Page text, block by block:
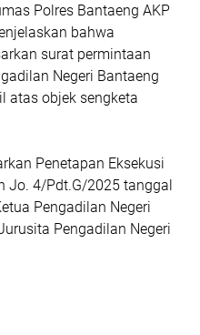
Polres Bantaeng AKP
bahwa
surat permintaan
Negeri Bantaeng
atas objek sengketa
Penetapan Eksekusi
Jo. 4/Pdt.G/2025 tanggal
Pengadilan Negeri
Pengadilan Negeri